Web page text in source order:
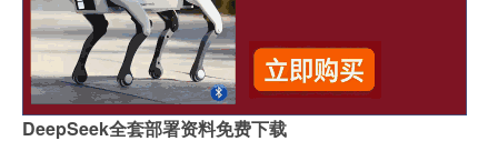
DeepSeek全套部署资料免费下载